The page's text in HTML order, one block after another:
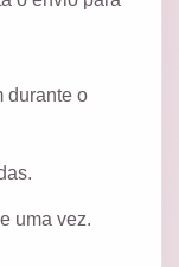
durante o
uma vez.